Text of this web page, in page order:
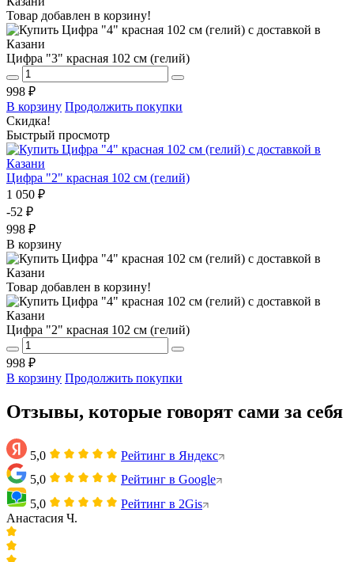
Товар добавлен в корзину!
Цифра "3" красная 102 см (гелий)
998 ₽
В корзину Продолжить покупки
Скидка!
Быстрый просмотр
Цифра "2" красная 102 см (гелий)
1 050 ₽
-52 ₽
998 ₽
В корзину
Товар добавлен в корзину!
Цифра "2" красная 102 см (гелий)
998 ₽
В корзину Продолжить покупки
Отзывы, которые говорят сами за себя
5,0
Рейтинг в Яндекс
5,0
Рейтинг в Google
5,0
Рейтинг в 2Gis
Анастасия Ч.